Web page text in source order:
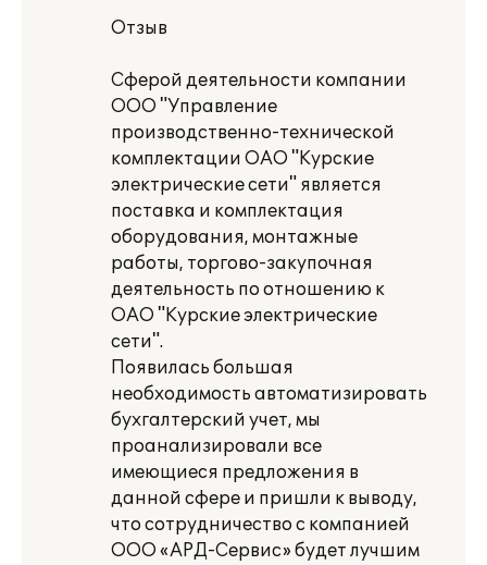
Отзыв
Сферой деятельности компании
ООО "Управление
производственно-технической
комплектации ОАО "Курские
электрические сети" является
поставка и комплектация
оборудования, монтажные
работы, торгово-закупочная
деятельность по отношению к
ОАО "Курские электрические
сети".
Появилась большая
необходимость автоматизировать
бухгалтерский учет, мы
проанализировали все
имеющиеся предложения в
данной сфере и пришли к выводу,
что сотрудничество с компанией
ООО «АРД-Сервис» будет лучшим